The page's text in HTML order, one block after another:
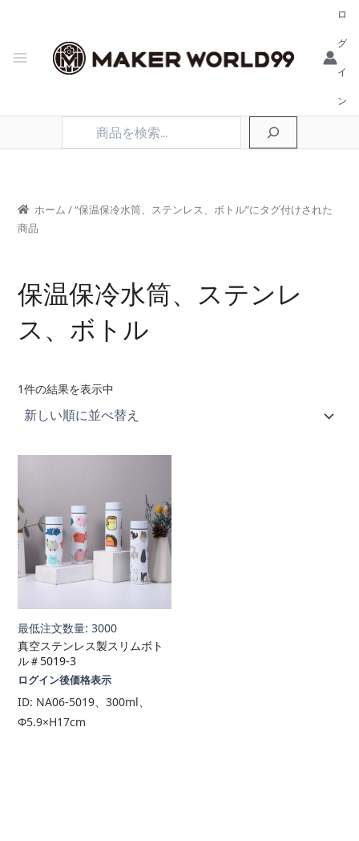
ロ
グ
イ
ン
ホーム / “保温保冷水筒、ステンレス、ボトル”にタグ付けされた
商品
保温保冷水筒、ステンレ
ス、ボトル
1件の結果を表示中
最低注文数量: 3000
真空ステンレス製スリムボト
ル＃5019-3
ログイン後価格表示
ID: NA06-5019、300ml、
Φ5.9×H17cm